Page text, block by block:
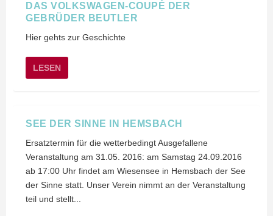
DAS VOLKSWAGEN-COUPÉ DER
GEBRÜDER BEUTLER
Hier gehts zur Geschichte
LESEN
SEE DER SINNE IN HEMSBACH
Ersatztermin für die wetterbedingt Ausgefallene
Veranstaltung am 31.05. 2016: am Samstag 24.09.2016
ab 17:00 Uhr findet am Wiesensee in Hemsbach der See
der Sinne statt. Unser Verein nimmt an der Veranstaltung
teil und stellt...